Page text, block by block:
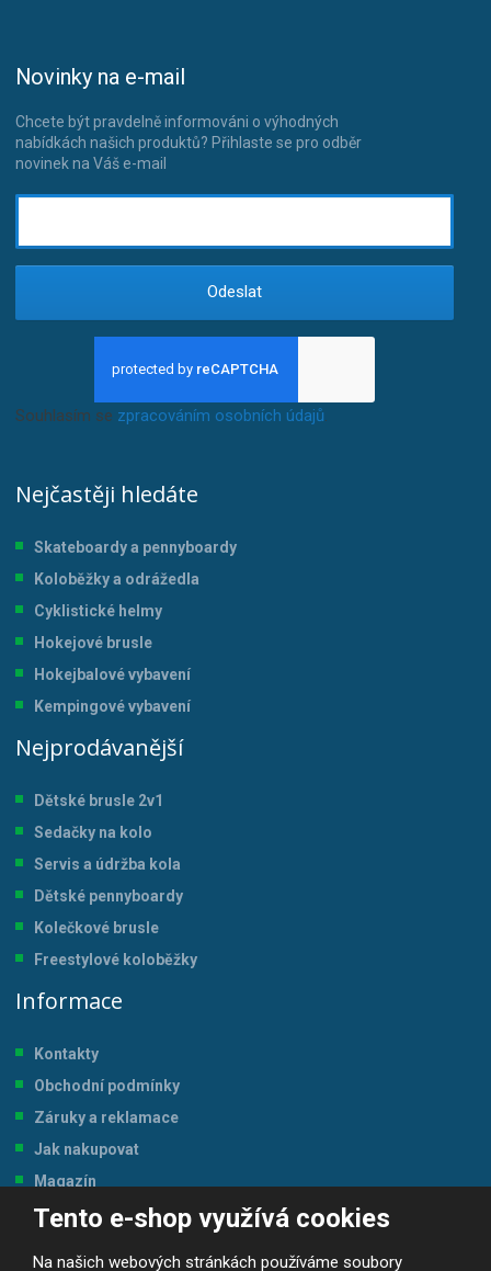
Tento e-shop využívá cookies
Na našich webových stránkách používáme soubory
Novinky na e-mail
Chcete být pravdelně informováni o výhodných
nabídkách našich produktů? Přihlaste se pro odběr
novinek na Váš e-mail
Odeslat
Souhlasím se zpracováním osobních údajů.
Nejčastěji hledáte
Skateboardy a pennyboardy
Koloběžky a odrážedla
Cyklistické helmy
Hokejové brusle
Hokejbalové vybavení
Kempingové vybavení
Nejprodávanější
Dětské brusle 2v1
Sedačky na kolo
Servis a údržba kola
Dětské pennyboardy
Kolečkové brusle
Freestylové koloběžky
Informace
Kontakty
Obchodní podmínky
Záruky a reklamace
Jak nakupovat
Magazín
Tabulka velikostí